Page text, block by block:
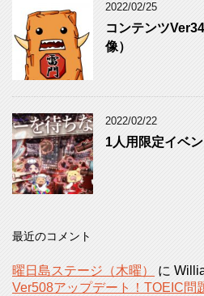
2022/02/25
コンテンツ
像）
2022/02/22
1人用限定イベ
最近のコメント
曜日島ステージ（木曜） に
Ver508アップデート！TOEIC問